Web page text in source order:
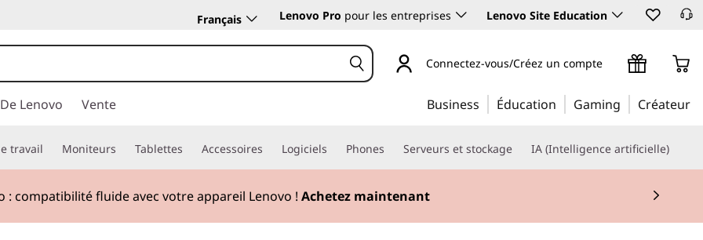
Français Lenovo Pro pour les entreprises Lenovo Site Education
Connectez-vous/Créez un compte
Lenovo Vente Business Éducation Gaming Créateur
travail Moniteurs Tablettes Accessoires Logiciels Phones Serveurs et stockage IA (Intelligence artificielle)
: compatibilité fluide avec votre appareil Lenovo ! Achetez maintenant